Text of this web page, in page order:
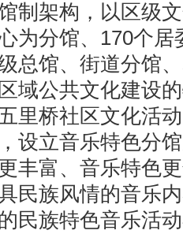
制架构，以区级
为分馆、170个
总馆、街道分馆
域公共文化建设
里桥社区文化活
设立音乐特色分
丰富、音乐特色
民族风情的音乐
民族特色音乐活